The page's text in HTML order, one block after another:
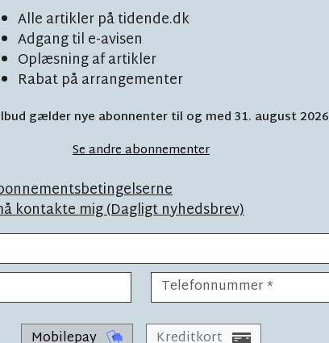
Alle artikler på tidende.dk
Adgang til e-avisen
Oplæsning af artikler
Rabat på arrangementer
gælder nye abonnenter til og med 31. august 2026
Se andre abonnementer
kontakte mig (Dagligt nyhedsbrev)
på
spist af
børn